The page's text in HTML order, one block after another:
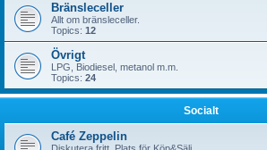
Bränsleceller
Allt om bränsleceller.
Topics: 12
Övrigt
LPG, Biodiesel, metanol m.m.
Topics: 24
Socialt
Café Zeppelin